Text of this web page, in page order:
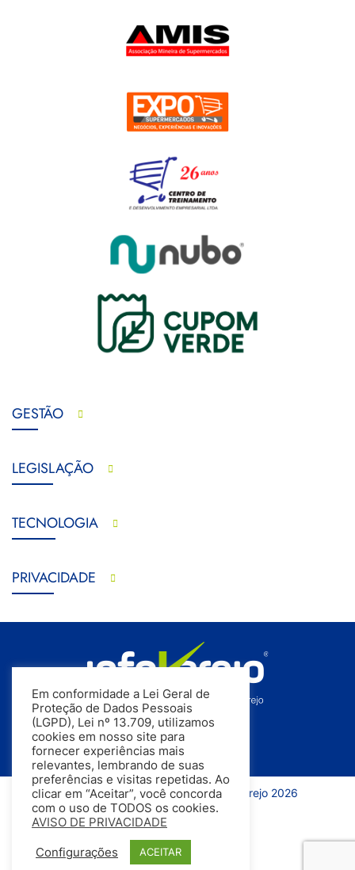
GESTÃO
LEGISLAÇÃO
TECNOLOGIA
PRIVACIDADE
Todos os direitos reservados | InfoVarejo 2026
Em conformidade a Lei Geral de
Proteção de Dados Pessoais
(LGPD), Lei nº 13.709, utilizamos
cookies em nosso site para
fornecer experiências mais
relevantes, lembrando de suas
preferências e visitas repetidas. Ao
clicar em “Aceitar”, você concorda
com o uso de TODOS os cookies.
AVISO DE PRIVACIDADE
Configurações ACEITAR